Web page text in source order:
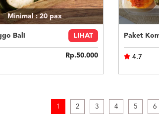
Minimal : 20pax
Bali LIHAT
Rp.50.000 4.7
1 2 3 4 5 6